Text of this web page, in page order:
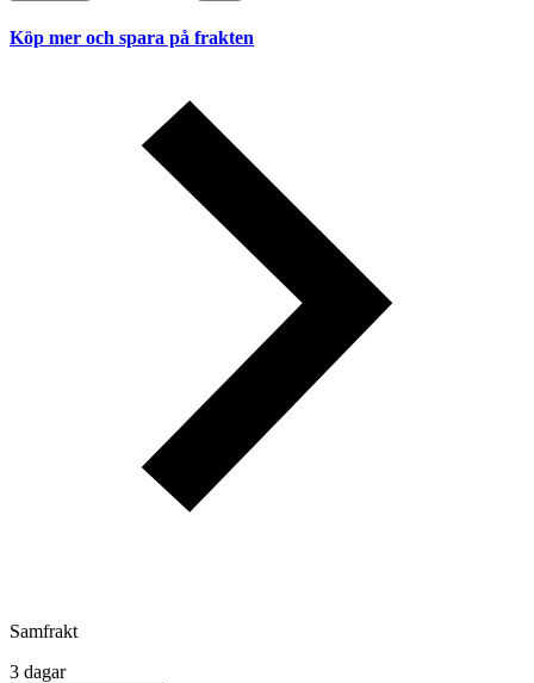
Köp mer och spara på frakten
Samfrakt
3 dagar